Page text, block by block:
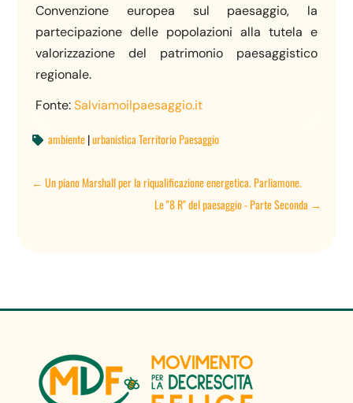
Convenzione europea sul paesaggio, la
partecipazione delle popolazioni alla tutela e
valorizzazione del patrimonio paesaggistico
regionale.
Fonte:Salviamoilpaesaggio.it
 ambiente|urbanistica Territorio Paesaggio
←Un piano Marshall per la riqualificazione energetica. Parliamone.
Le "8 R" del paesaggio - Parte Seconda →